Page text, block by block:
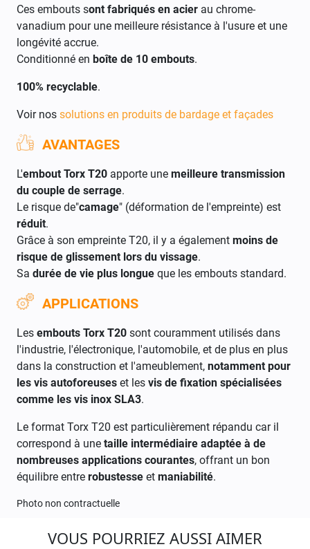
Ces embouts sont fabriqués en acier au chrome-
vanadium pour une meilleure résistance à l'usure et une
longévité accrue.
Conditionné en boîte de 10 embouts.
100% recyclable.
Voir nos solutions en produits de bardage et façades
AVANTAGES
L'embout Torx T20 apporte une meilleure transmission
du couple de serrage.
Le risque de"camage" (déformation de l'empreinte) est
réduit.
Grâce à son empreinte T20, il y a également moins de
risque de glissement lors du vissage.
Sa durée de vie plus longue que les embouts standard.
APPLICATIONS
Les embouts Torx T20 sont couramment utilisés dans
l'industrie, l'électronique, l'automobile, et de plus en plus
dans la construction et l'ameublement, notamment pour
les vis autoforeuses et les vis de fixation spécialisées
comme les vis inox SLA3.
Le format Torx T20 est particulièrement répandu car il
correspond à une taille intermédiaire adaptée à de
nombreuses applications courantes, offrant un bon
équilibre entre robustesse et maniabilité.
Photo non contractuelle
VOUS POURRIEZ AUSSI AIMER